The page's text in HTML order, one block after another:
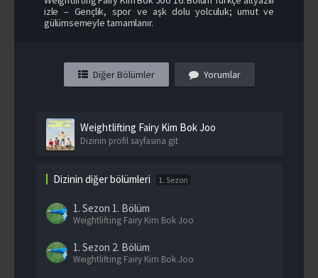
izle – Gençlik, spor ve aşk dolu yolculuk; umut ve
gülümsemeyle tamamlanır.
Diğer Bölümler Yorumlar
Weightlifting Fairy Kim Bok Joo
Dizinin profil sayfasına git
Dizinin diğer bölümleri 1. Sezon
1. Sezon 1. Bölüm
Weightlifting Fairy Kim Bok Joo
1. Sezon 2. Bölüm
Weightlifting Fairy Kim Bok Joo